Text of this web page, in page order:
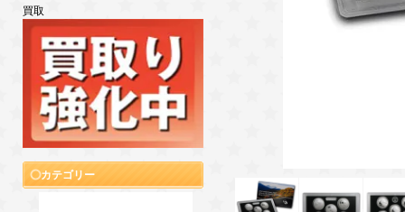
買取
カテゴリー